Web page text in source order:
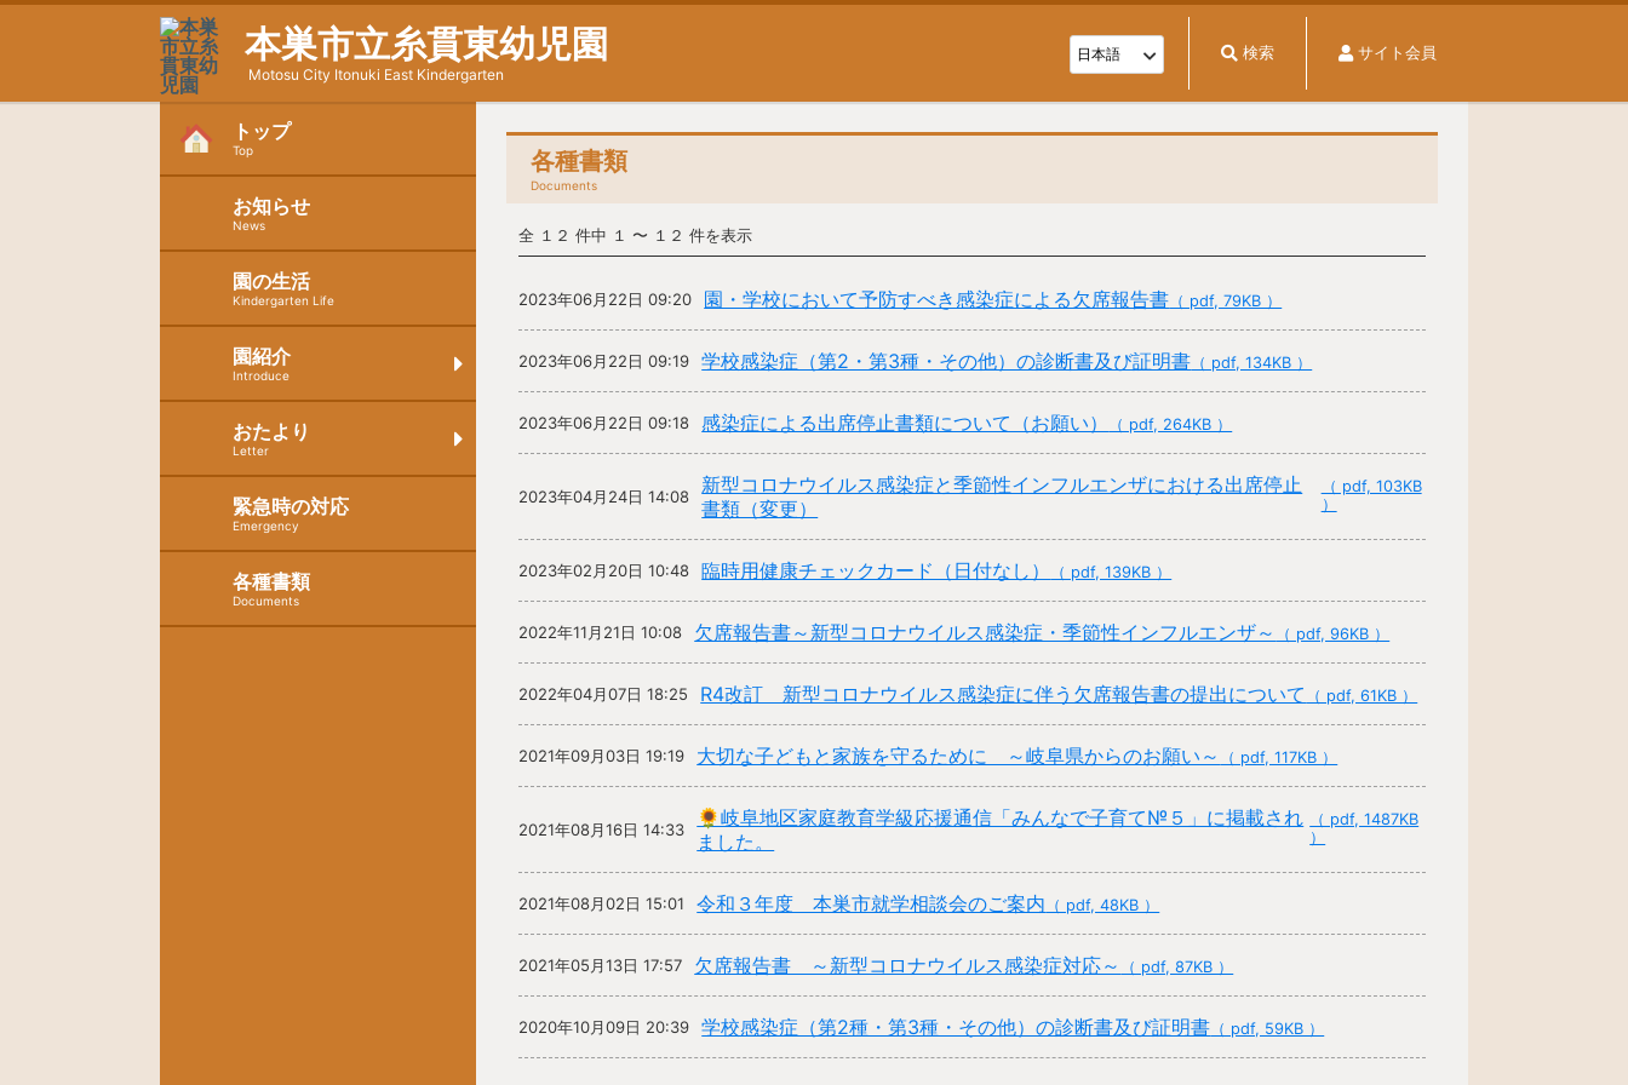
本巣市立糸貫東幼児園
Motosu City Itonuki East Kindergarten
検索 サイト会員
トップ
Top
お知らせ
News
園の生活
Kindergarten Life
園紹介
Introduce
おたより
Letter
緊急時の対応
Emergency
各種書類
Documents
各種書類
Documents
全 １２ 件中 １ 〜 １２ 件を表示
2023年06月22日 09:20 園・学校において予防すべき感染症による欠席報告書 （ pdf, 79KB ）
2023年06月22日 09:19 学校感染症（第2・第3種・その他）の診断書及び証明書 （ pdf, 134KB ）
2023年06月22日 09:18 感染症による出席停止書類について（お願い） （ pdf, 264KB ）
2023年04月24日 14:08
新型コロナウイルス感染症と季節性インフルエンザにおける出席停止
書類（変更）
（ pdf, 103KB
）
2023年02月20日 10:48 臨時用健康チェックカード（日付なし） （ pdf, 139KB ）
2022年11月21日 10:08 欠席報告書～新型コロナウイルス感染症・季節性インフルエンザ～ （ pdf, 96KB ）
2022年04月07日 18:25 R4改訂 新型コロナウイルス感染症に伴う欠席報告書の提出について （ pdf, 61KB ）
2021年09月03日 19:19 大切な子どもと家族を守るために ～岐阜県からのお願い～ （ pdf, 117KB ）
2021年08月16日 14:33
🌻岐阜地区家庭教育学級応援通信「みんなで子育て№５」に掲載され
ました。
（ pdf, 1487KB
）
2021年08月02日 15:01 令和３年度 本巣市就学相談会のご案内 （ pdf, 48KB ）
2021年05月13日 17:57 欠席報告書 ～新型コロナウイルス感染症対応～ （ pdf, 87KB ）
2020年10月09日 20:39 学校感染症（第2種・第3種・その他）の診断書及び証明書 （ pdf, 59KB ）